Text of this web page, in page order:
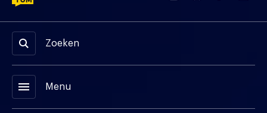
Zoeken
menu Menu